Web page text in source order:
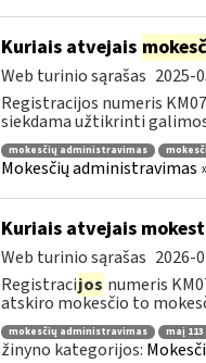
Kuriais atvejais
Web turinio sąrašas 2025-
Registracijos numeris
siekdama užtikrinti
mokesčių administravimas
Mokesčių administravimas
Kuriais atvejais
Web turinio sąrašas 2026-
Registracijos numeris
atskiro mokesčio to
mokesčių administravimas maį
žinyno kategorijos: